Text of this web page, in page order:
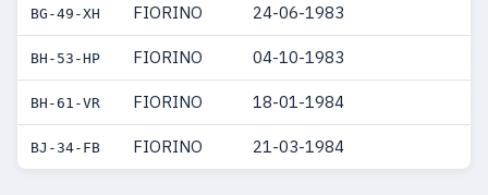
BG-49-XH FIORINO 24-06-1983
BH-53-HP FIORINO 04-10-1983
BH-61-VR FIORINO 18-01-1984
BJ-34-FB FIORINO 21-03-1984